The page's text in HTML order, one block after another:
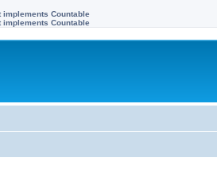
implements Countable
implements Countable